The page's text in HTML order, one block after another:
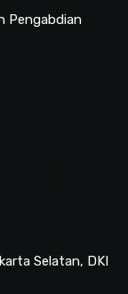
Pengabdian
Selatan, DKI